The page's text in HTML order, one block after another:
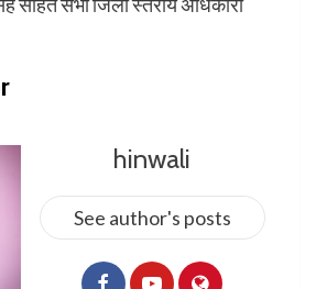
hinwali
See author's posts